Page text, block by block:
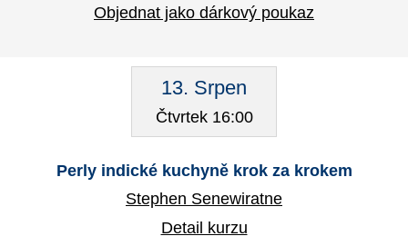
Objednat jako dárkový poukaz
13. Srpen
Čtvrtek 16:00
Perly indické kuchyně krok za krokem
Stephen Senewiratne
Detail kurzu